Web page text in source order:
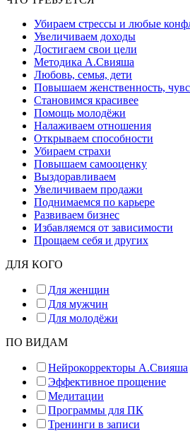
Убираем стрессы и любые
Увеличиваем доходы
Достигаем свои цели
Методика А.Свияша
Любовь, семья, дети
Повышаем женственность,
Становимся красивее
Помощь молодёжи
Налаживаем отношения
Открываем способности
Убираем страхи
Повышаем самооценку
Выздоравливаем
Увеличиваем продажи
Поднимаемся по карьере
Развиваем бизнес
Избавляемся от зависимости
Прощаем себя и других
ДЛЯ КОГО
Для женщин
Для мужчин
Для молодёжи
ПО ВИДАМ
Нейрокорректоры А.Свияша
Эффективное прощение
Медитации
Программы для ПК
Тренинги в записи